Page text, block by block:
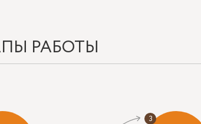
РАБОТЫ